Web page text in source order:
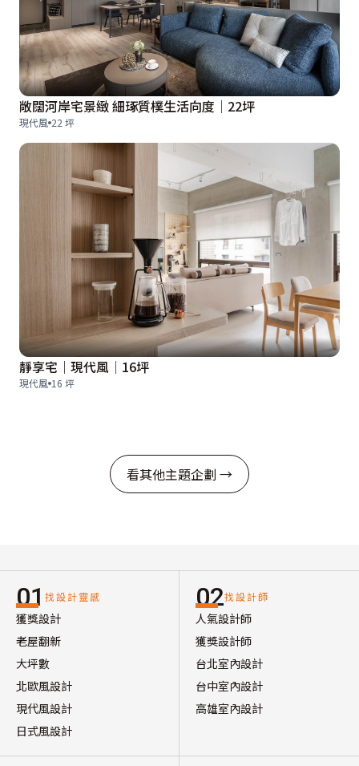
敞闊河岸宅景緻 細琢質樸生活向度│22坪
現代風 22 坪
靜享宅│現代風│16坪
現代風 16 坪
看其他主題企劃 →
01 找設計靈感
獲獎設計
老屋翻新
大坪數
北歐風設計
現代風設計
日式風設計
02找設計師
人氣設計師
獲獎設計師
台北室內設計
台中室內設計
高雄室內設計